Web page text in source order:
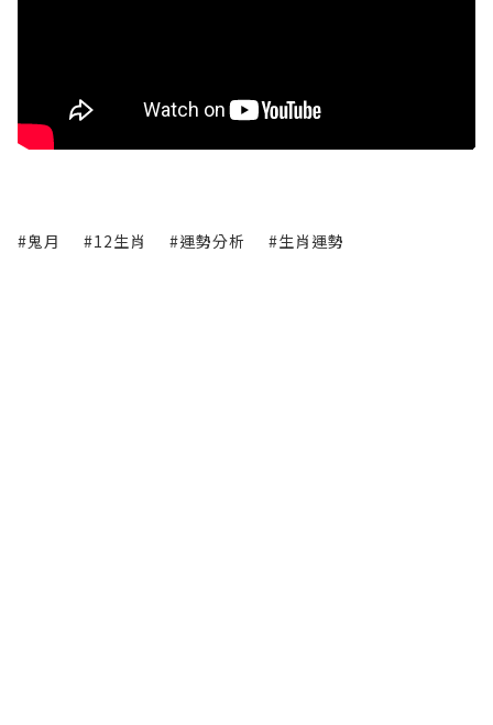
#鬼月 #12生肖 #運勢分析 #生肖運勢